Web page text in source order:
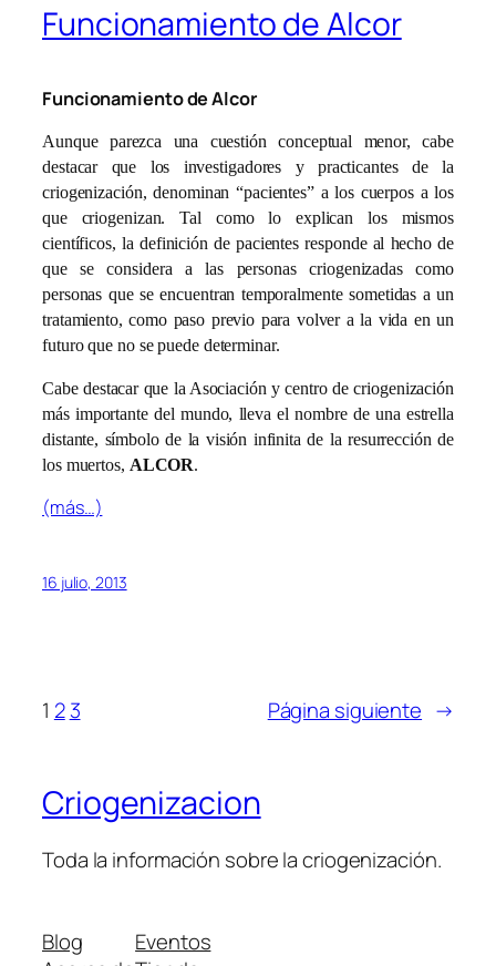
Funcionamiento de Alcor
Funcionamiento de Alcor
Aunque parezca una cuestión conceptual menor, cabe
destacar que los investigadores y practicantes de la
criogenización, denominan “pacientes” a los cuerpos a los
que criogenizan. Tal como lo explican los mismos
científicos, la definición de pacientes responde al hecho de
que se considera a las personas criogenizadas como
personas que se encuentran temporalmente sometidas a un
tratamiento, como paso previo para volver a la vida en un
futuro que no se puede determinar.
Cabe destacar que la Asociación y centro de criogenización
más importante del mundo, lleva el nombre de una estrella
distante, símbolo de la visión infinita de la resurrección de
los muertos, ALCOR.
(más…)
16 julio, 2013
1 2 3 Página siguiente →
Criogenizacion
Toda la información sobre la criogenización.
Blog
Eventos